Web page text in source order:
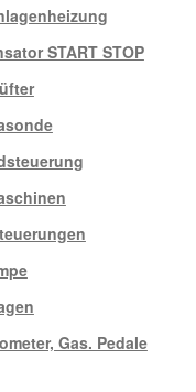
START STOP
Gas. Pedale